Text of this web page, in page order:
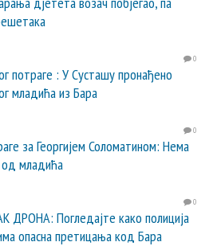
0
потраге : У Сусташу пронађено
младића из Бара
0
за Георгијем Соломатином: Нема
од младића
0
Погледајте како полиција
опасна претицања код Бара